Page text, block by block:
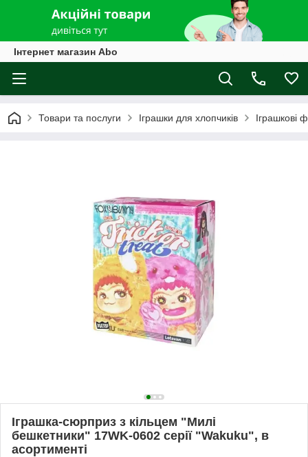
Інтернет магазин Abo
Товари та послуги Іграшки для хлопчиків Іграшкові
Іграшка-сюрприз з кільцем "Милі
бешкетники" 17WK-0602 серії "Wakuku", в
асортименті